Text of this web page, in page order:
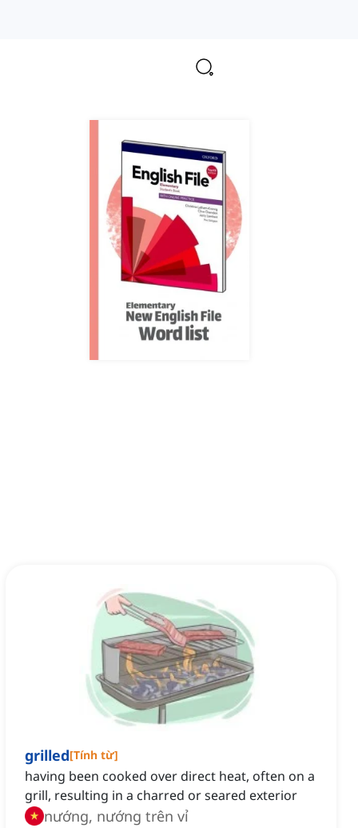
grilled[Tính từ]
having been cooked over direct heat, often on a
grill, resulting in a charred or seared exterior
nướng, nướng trên vỉ